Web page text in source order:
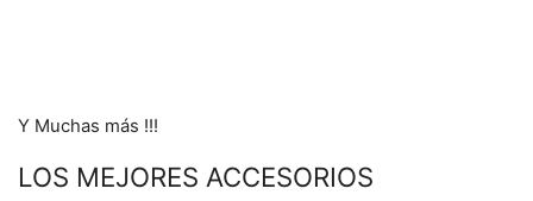
Y Muchas más !!!
LOS MEJORES ACCESORIOS